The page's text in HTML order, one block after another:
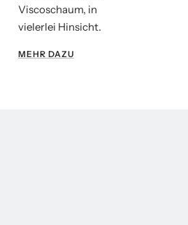
Viscoschaum, in
vielerlei Hinsicht.
MEHR DAZU